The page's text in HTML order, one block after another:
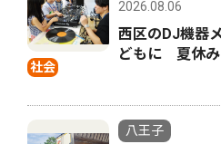
社会
2026.08.06
西区のDJ機器
どもに 夏休み
八王子